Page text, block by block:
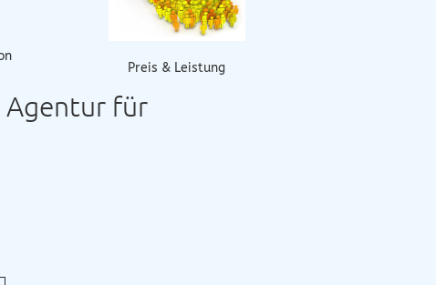
Preis & Leistung
Agentur für